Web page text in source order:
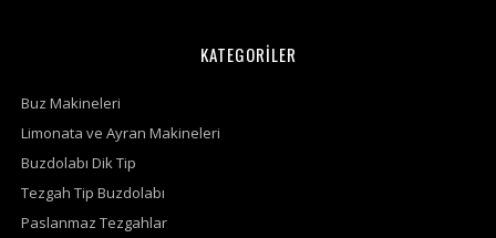
KATEGORİLER
Buz Makineleri
Limonata ve Ayran Makineleri
Buzdolabı Dik Tip
Tezgah Tip Buzdolabı
Paslanmaz Tezgahlar